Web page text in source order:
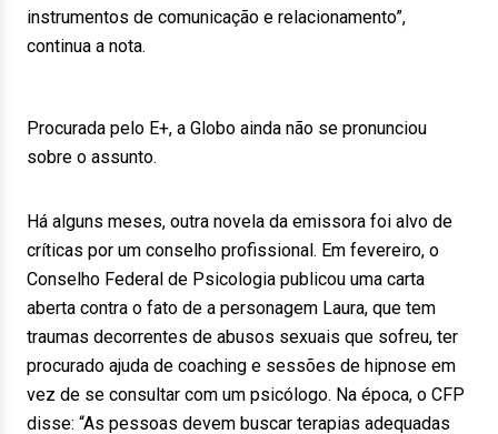
instrumentos de comunicação e relacionamento”,
continua a nota.
Procurada pelo E+, a Globo ainda não se pronunciou
sobre o assunto.
Há alguns meses, outra novela da emissora foi alvo de
críticas por um conselho profissional. Em fevereiro, o
Conselho Federal de Psicologia publicou uma carta
aberta contra o fato de a personagem Laura, que tem
traumas decorrentes de abusos sexuais que sofreu, ter
procurado ajuda de coaching e sessões de hipnose em
vez de se consultar com um psicólogo. Na época, o CFP
disse: “As pessoas devem buscar terapias adequadas